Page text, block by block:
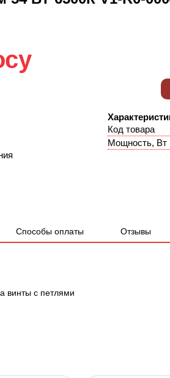
Код товара
Мощность, Вт
Способы оплаты Отзывы
винты с петлями